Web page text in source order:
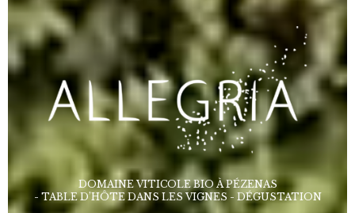
DOMAINE VITICOLE BIO À PÉZENAS
- TABLE D’HÔTE DANS LES VIGNES - DÉGUSTATION